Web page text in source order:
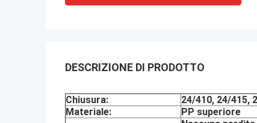
DESCRIZIONE DI PRODOTTO
Chiusura:
24/410, 24/415,
Materiale:
PP superiore